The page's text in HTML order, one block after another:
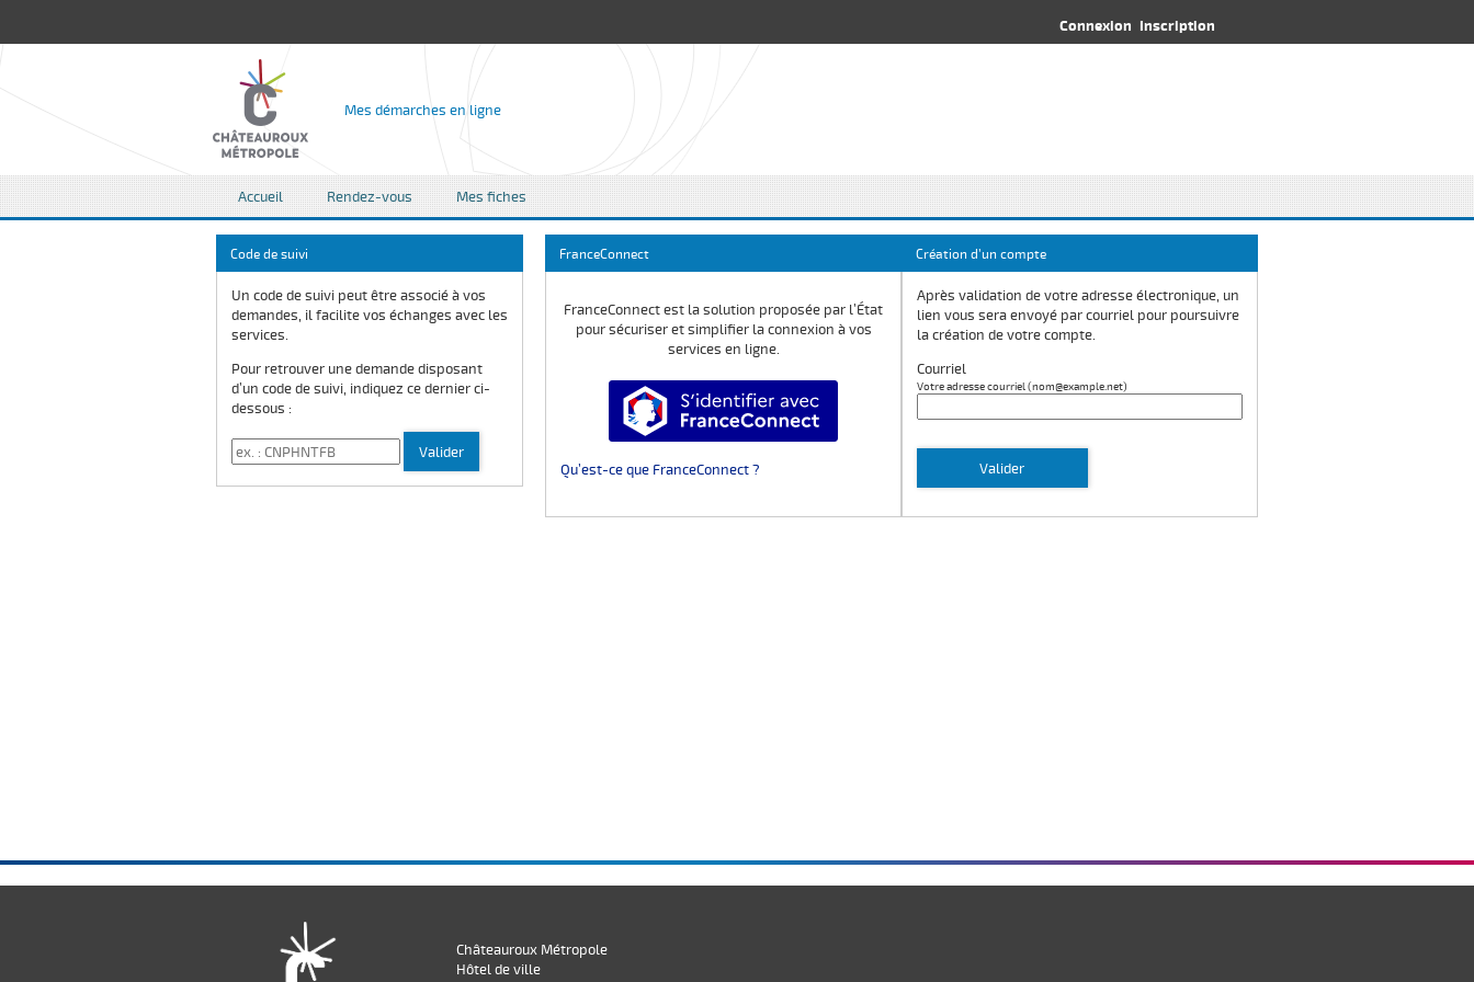
Mes démarches en ligne
Connexion Inscription
Accueil Rendez-vous Mes fiches
Code de suivi
Un code de suivi peut être associé à vos
demandes, il facilite vos échanges avec les
services.
Pour retrouver une demande disposant
d’un code de suivi, indiquez ce dernier ci-
dessous :
Code de suivi
Valider
FranceConnect
FranceConnect est la solution proposée par l’État
pour sécuriser et simplifier la connexion à vos
services en ligne.
S’identifier avec FranceConnect
Qu’est-ce que FranceConnect ?
Création d’un compte
Après validation de votre adresse électronique, un
lien vous sera envoyé par courriel pour poursuivre
la création de votre compte.
Courriel
Votre adresse courriel (nom@example.net)
Valider
Châteauroux Métropole
Hôtel de ville